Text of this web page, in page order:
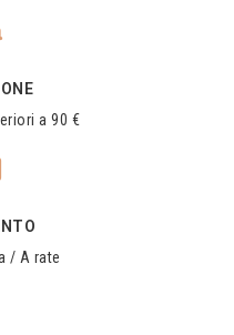
a 90 €
/ A rate